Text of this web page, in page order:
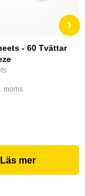
- 60 Tvättar
moms
Läs mer